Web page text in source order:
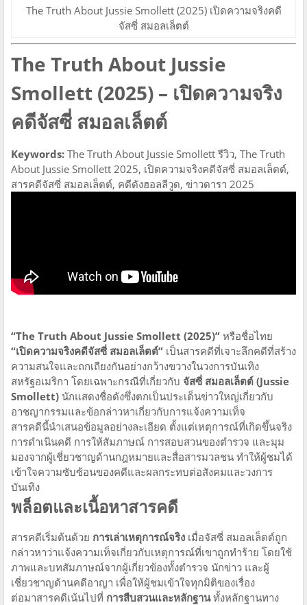
The Truth About Jussie Smollett (2025) เปิดความจริงคดี
จัสซี่ สมอลเล็ตต์
The Truth About Jussie
Smollett (2025) – เปิดความจริง
คดีจัสซี่ สมอลเล็ตต์
Keywords: The Truth About Jussie Smollett รีวิว, The Truth
About Jussie Smollett 2025, เปิดความจริงคดีจัสซี่ สมอลเล็ตต์,
สารคดีจัสซี่ สมอลเล็ตต์, คดีดังฮอลลีวูด, ข่าวดารา 2025
“The Truth About Jussie Smollett (2025)” หรือชื่อไทย
“เปิดความจริงคดีจัสซี่ สมอลเล็ตต์” เป็นสารคดีที่เจาะลึกคดีที่สร้าง
ความสนใจและถกเถียงกันอย่างกว้างขวางในวงการบันเทิง
สหรัฐอเมริกา โดยเฉพาะกรณีที่เกี่ยวกับ จัสซี่ สมอลเล็ตต์ (Jussie
Smollett) นักแสดงชื่อดังซึ่งตกเป็นประเด็นข่าวใหญ่เกี่ยวกับ
อาชญากรรมและข้อกล่าวหาเกี่ยวกับการแจ้งความเท็จ
สารคดีนี้นำเสนอข้อมูลอย่างละเอียด ตั้งแต่เหตุการณ์ที่เกิดขึ้นจริง
การดำเนินคดี การให้สัมภาษณ์ การสอบสวนของตำรวจ และมุม
มองจากผู้เชี่ยวชาญด้านกฎหมายและสื่อสารมวลชน ทำให้ผู้ชมได้
เข้าใจความซับซ้อนของคดีและผลกระทบต่อสังคมและวงการ
บันเทิง
พล็อตและเนื้อหาสารคดี
สารคดีเริ่มต้นด้วย การเล่าเหตุการณ์จริง เมื่อจัสซี่ สมอลเล็ตต์ถูก
กล่าวหาว่าแจ้งความเท็จเกี่ยวกับเหตุการณ์ที่เขาถูกทำร้าย โดยใช้
ภาพและบทสัมภาษณ์จากผู้เกี่ยวข้องทั้งตำรวจ นักข่าว และผู้
เชี่ยวชาญด้านคดีอาญา เพื่อให้ผู้ชมเข้าใจทุกมิติของเรื่อง
ต่อมาสารคดีเน้นไปที่ การสืบสวนและหลักฐานทั้งหลักฐานทาง